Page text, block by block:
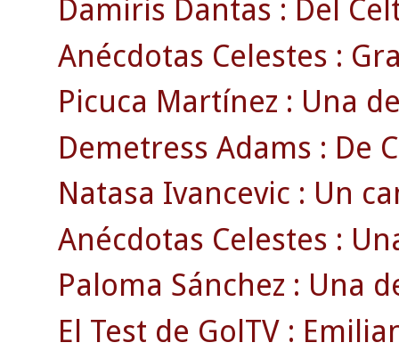
Damiris Dantas : Del
Anécdotas Celestes :
Picuca Martínez : Una
Demetress Adams : De
Natasa Ivancevic : Un
Anécdotas Celestes :
Paloma Sánchez : Una
El Test de GolTV :